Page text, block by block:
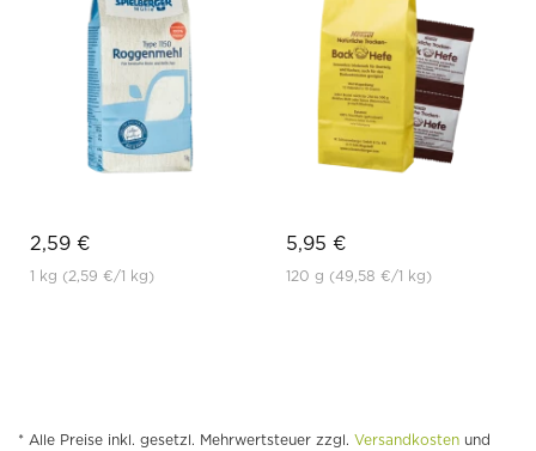
2,59 €
1 kg (2,59 €/1 kg)
5,95 €
120 g (49,58 €/1 kg)
* Alle Preise inkl. gesetzl. Mehrwertsteuer zzgl. Versandkosten und